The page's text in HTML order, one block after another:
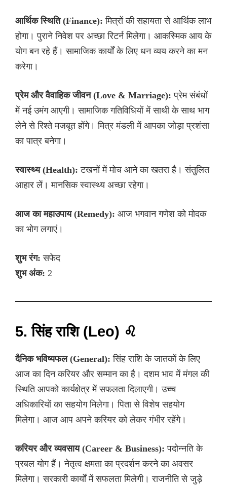
आर्थिक स्थिति (Finance): मित्रों की सहायता से आर्थिक लाभ
होगा। पुराने निवेश पर अच्छा रिटर्न मिलेगा। आकस्मिक आय के
योग बन रहे हैं। सामाजिक कार्यों के लिए धन व्यय करने का मन
करेगा।
प्रेम और वैवाहिक जीवन (Love & Marriage): प्रेम संबंधों
में नई उमंग आएगी। सामाजिक गतिविधियों में साथी के साथ भाग
लेने से रिश्ते मजबूत होंगे। मित्र मंडली में आपका जोड़ा प्रशंसा
का पात्र बनेगा।
स्वास्थ्य (Health): टखनों में मोच आने का खतरा है। संतुलित
आहार लें। मानसिक स्वास्थ्य अच्छा रहेगा।
आज का महाउपाय (Remedy): आज भगवान गणेश को मोदक
का भोग लगाएं।
शुभ रंग: सफेद
शुभ अंक: 2
5. सिंह राशि (Leo) ♌
दैनिक भविष्यफल (General): सिंह राशि के जातकों के लिए
आज का दिन करियर और सम्मान का है। दशम भाव में मंगल की
स्थिति आपको कार्यक्षेत्र में सफलता दिलाएगी। उच्च
अधिकारियों का सहयोग मिलेगा। पिता से विशेष सहयोग
मिलेगा। आज आप अपने करियर को लेकर गंभीर रहेंगे।
करियर और व्यवसाय (Career & Business): पदोन्नति के
प्रबल योग हैं। नेतृत्व क्षमता का प्रदर्शन करने का अवसर
मिलेगा। सरकारी कार्यों में सफलता मिलेगी। राजनीति से जुड़े